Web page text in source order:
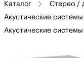
Каталог
Стерео /
Акустические системы
Акустические